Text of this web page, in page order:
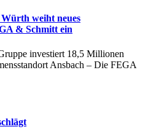
weiht neues
& Schmitt ein
investiert 18,5 Millionen
Ansbach – Die FEGA